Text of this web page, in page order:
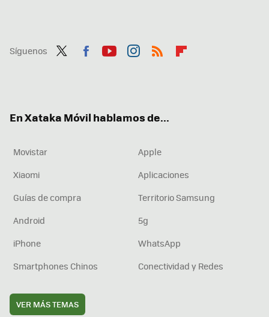
Síguenos
En Xataka Móvil hablamos de...
Movistar
Apple
Xiaomi
Aplicaciones
Guías de compra
Territorio Samsung
Android
5g
iPhone
WhatsApp
Smartphones Chinos
Conectividad y Redes
VER MÁS TEMAS